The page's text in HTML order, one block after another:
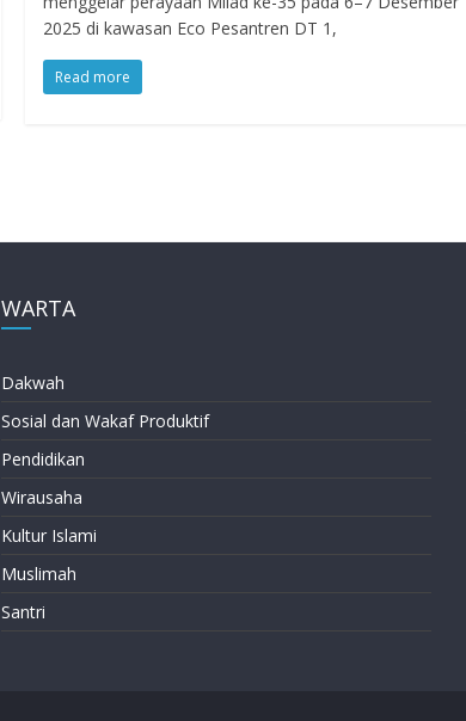
2025 di kawasan Eco Pesantren DT 1,
Read more
WARTA
Dakwah
Sosial dan Wakaf Produktif
Pendidikan
Wirausaha
Kultur Islami
Muslimah
Santri